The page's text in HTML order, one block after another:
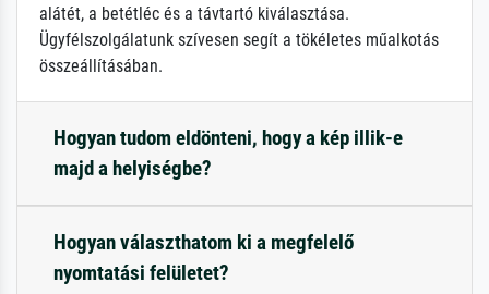
alátét, a betétléc és a távtartó kiválasztása.
Ügyfélszolgálatunk szívesen segít a tökéletes műalkotás
összeállításában.
Hogyan tudom eldönteni, hogy a kép illik-e
majd a helyiségbe?
Hogyan választhatom ki a megfelelő
nyomtatási felületet?